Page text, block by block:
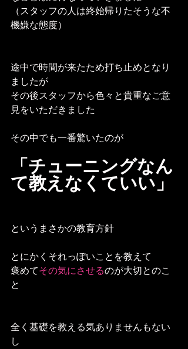
（スタッフの人は終始帰りたそうな不
機嫌な態度）
途中で時間が来たため打ち止めとなり
ましたが
その後スタッフから色々と貴重なご意
見をいただきました
その中でも一番驚いたのが
「チューニングなん
て教えなくていい」
というまさかの教育方針
とにかくそれっぽいことを教えて
褒めてその気にさせるのが大切とのこ
と
全く基礎を教える気ありませんもない
し